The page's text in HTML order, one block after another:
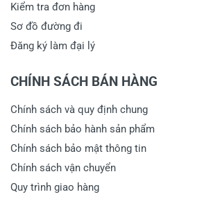
Kiểm tra đơn hàng
Sơ đồ đường đi
Đăng ký làm đại lý
CHÍNH SÁCH BÁN HÀNG
Chính sách và quy định chung
Chính sách bảo hành sản phẩm
Chính sách bảo mật thông tin
Chính sách vận chuyển
Quy trình giao hàng